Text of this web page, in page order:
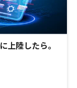
上陸したら。